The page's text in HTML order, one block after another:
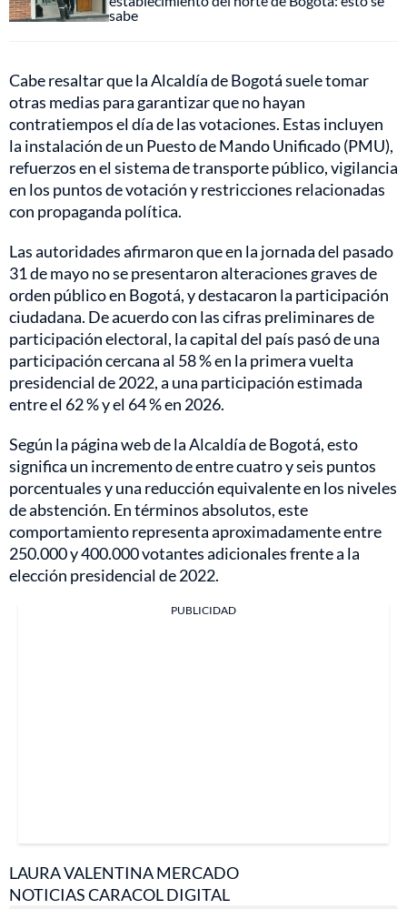
sabe
Cabe resaltar que la Alcaldía de Bogotá suele tomar
otras medias para garantizar que no hayan
contratiempos el día de las votaciones. Estas incluyen
la instalación de un Puesto de Mando Unificado (PMU),
refuerzos en el sistema de transporte público, vigilancia
en los puntos de votación y restricciones relacionadas
con propaganda política.
Las autoridades afirmaron que en la jornada del pasado
31 de mayo no se presentaron alteraciones graves de
orden público en Bogotá, y destacaron la participación
ciudadana. De acuerdo con las cifras preliminares de
participación electoral, la capital del país pasó de una
participación cercana al 58 % en la primera vuelta
presidencial de 2022, a una participación estimada
entre el 62 % y el 64 % en 2026.
Según la página web de la Alcaldía de Bogotá, esto
significa un incremento de entre cuatro y seis puntos
porcentuales y una reducción equivalente en los niveles
de abstención. En términos absolutos, este
comportamiento representa aproximadamente entre
250.000 y 400.000 votantes adicionales frente a la
elección presidencial de 2022.
PUBLICIDAD
LAURA VALENTINA MERCADO
NOTICIAS CARACOL DIGITAL